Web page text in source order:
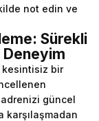
not edin ve
Sürekli
Deneyim
kesintisiz bir
güncel
karşılaşmadan